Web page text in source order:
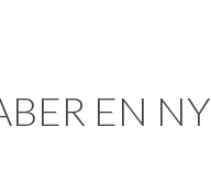
EN NY